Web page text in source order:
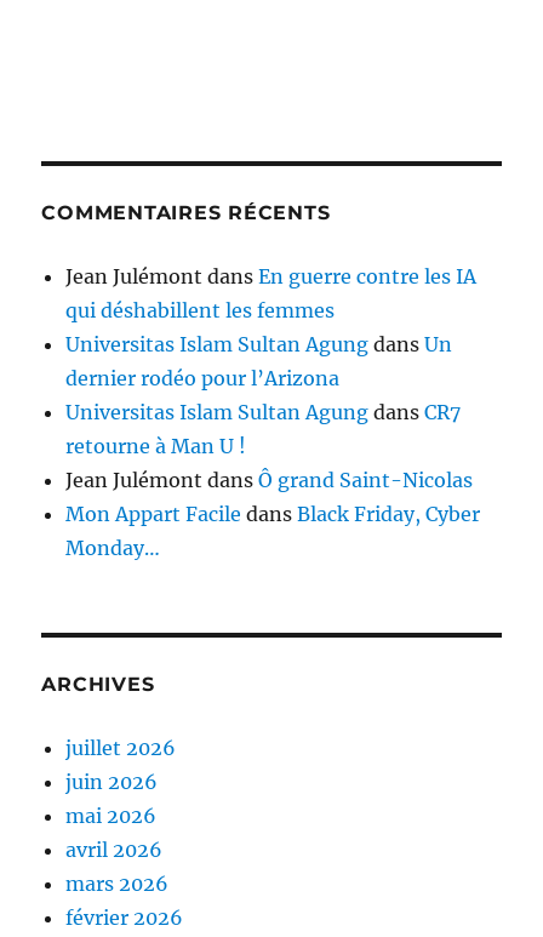
COMMENTAIRES RÉCENTS
Jean Julémont dansEn guerre contre les IA
qui déshabillent les femmes
Universitas Islam Sultan Agung dansUn
dernier rodéo pour l’Arizona
Universitas Islam Sultan Agung dansCR7
retourne à Man U !
Jean Julémont dansÔ grand Saint-Nicolas
Mon Appart Facile dansBlack Friday, Cyber
Monday…
ARCHIVES
juillet 2026
juin 2026
mai 2026
avril 2026
mars 2026
février 2026